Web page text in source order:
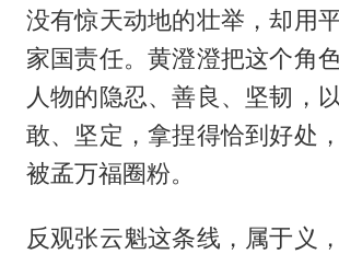
没有惊天动地的壮举，却用
家国责任。黄澄澄把这个角
人物的隐忍、善良、坚韧，
敢、坚定，拿捏得恰到好处
被孟万福圈粉。
反观张云魁这条线，属于义